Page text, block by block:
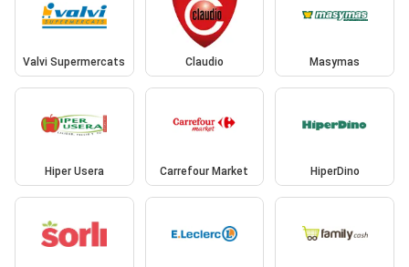
Valvi Supermercats Claudio Masymas
Hiper Usera Carrefour Market HiperDino